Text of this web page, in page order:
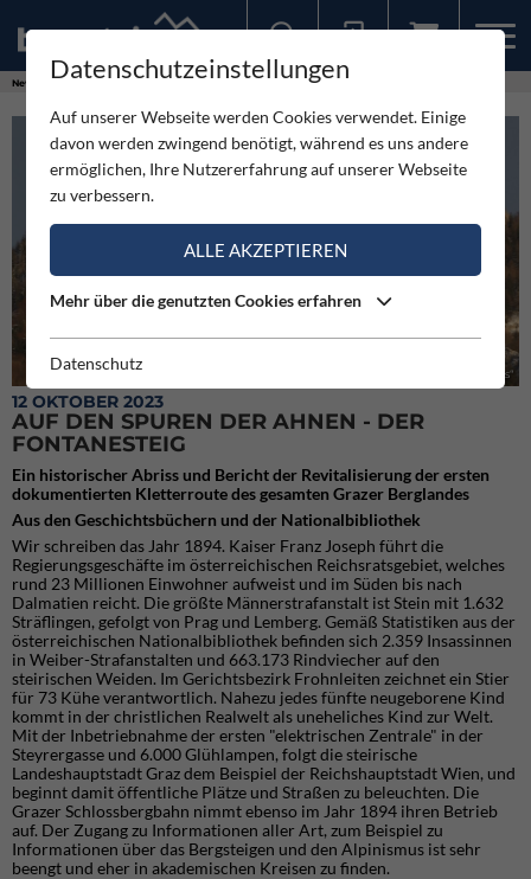
News Auf den Spuren der Ahnen - der Fontanesteig
Die Röthelstein Südwestwand mit der Linie des „Fontanesteiges“
12 OKTOBER 2023
AUF DEN SPUREN DER AHNEN - DER
FONTANESTEIG
Ein historischer Abriss und Bericht der Revitalisierung der ersten
dokumentierten Kletterroute des gesamten Grazer Berglandes
Aus den Geschichtsbüchern und der Nationalbibliothek
Wir schreiben das Jahr 1894. Kaiser Franz Joseph führt die
Regierungsgeschäfte im österreichischen Reichsratsgebiet, welches
rund 23 Millionen Einwohner aufweist und im Süden bis nach
Dalmatien reicht. Die größte Männerstrafanstalt ist Stein mit 1.632
Sträflingen, gefolgt von Prag und Lemberg. Gemäß Statistiken aus der
österreichischen Nationalbibliothek befinden sich 2.359 Insassinnen
in Weiber-Strafanstalten und 663.173 Rindviecher auf den
steirischen Weiden. Im Gerichtsbezirk Frohnleiten zeichnet ein Stier
für 73 Kühe verantwortlich. Nahezu jedes fünfte neugeborene Kind
kommt in der christlichen Realwelt als uneheliches Kind zur Welt.
Mit der Inbetriebnahme der ersten "elektrischen Zentrale" in der
Steyrergasse und 6.000 Glühlampen, folgt die steirische
Landeshauptstadt Graz dem Beispiel der Reichshauptstadt Wien, und
beginnt damit öffentliche Plätze und Straßen zu beleuchten. Die
Grazer Schlossbergbahn nimmt ebenso im Jahr 1894 ihren Betrieb
auf. Der Zugang zu Informationen aller Art, zum Beispiel zu
Informationen über das Bergsteigen und den Alpinismus ist sehr
beengt und eher in akademischen Kreisen zu finden.
Datenschutzeinstellungen
Auf unserer Webseite werden Cookies verwendet. Einige
davon werden zwingend benötigt, während es uns andere
ermöglichen, Ihre Nutzererfahrung auf unserer Webseite
zu verbessern.
ALLE AKZEPTIEREN
Mehr über die genutzten Cookies erfahren
Datenschutz